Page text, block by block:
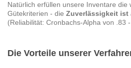
Natürlich erfüllen unsere Inventare die
Gütekriterien - die Zuverlässigkeit ist
(Reliabilität: Cronbachs-Alpha von .83 -
Die Vorteile unserer